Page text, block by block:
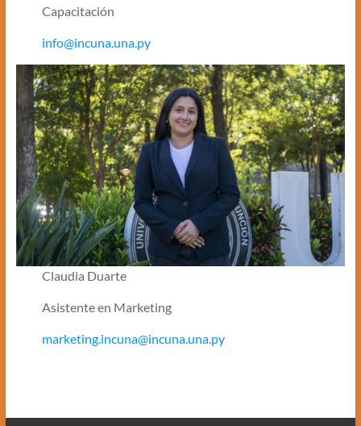
Capacitación
info@incuna.una.py
Claudia Duarte
Asistente en Marketing
marketing.incuna@incuna.una.py